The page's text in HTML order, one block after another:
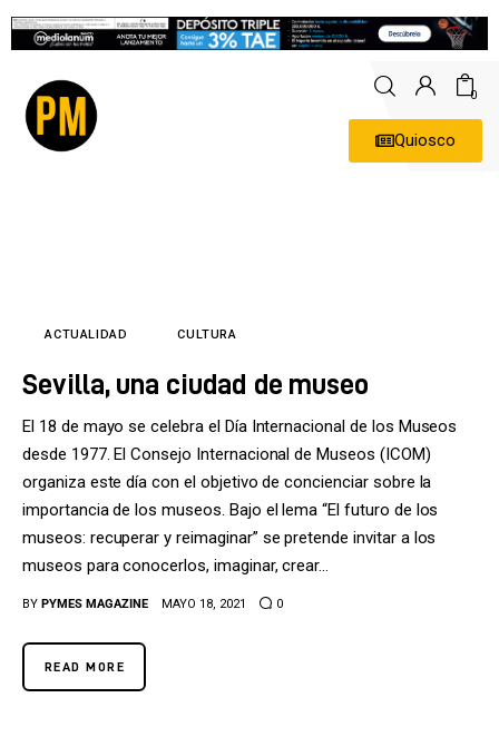
0
Quiosco
Empresas
Entrevistas
Expertos
Tecnología
LifeStyle
Directorio
ACTUALIDAD CULTURA
Sevilla, una ciudad de museo
El 18 de mayo se celebra el Día Internacional de los Museos
desde 1977. El Consejo Internacional de Museos (ICOM)
organiza este día con el objetivo de concienciar sobre la
importancia de los museos. Bajo el lema “El futuro de los
museos: recuperar y reimaginar” se pretende invitar a los
museos para conocerlos, imaginar, crear…
BY PYMES MAGAZINE MAYO 18, 2021 0
READ MORE